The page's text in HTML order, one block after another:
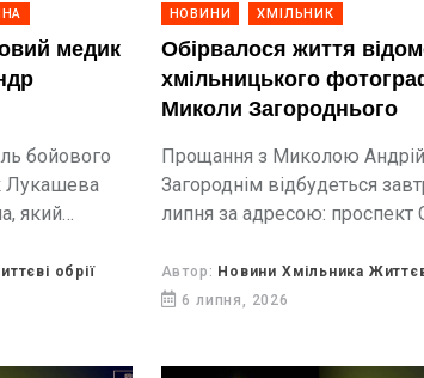
медик
бойового
Лукашева
який
обрії
НОВИНИ ХМІЛЬНИК
Обірвалося життя
хмільницького
Миколи Загороднього
Прощання з Миколою
Загороднім відбудеться
липня за адресою: проспект
Автор: Новини Хмільника
6 липня, 2026